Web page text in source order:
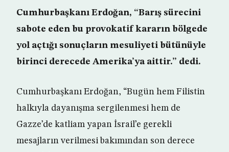
Cumhurbaşkanı Erdoğan, “Barış sürecini
sabote eden bu provokatif kararın bölgede
yol açtığı sonuçların mesuliyeti bütünüyle
birinci derecede Amerika’ya aittir.” dedi.
Cumhurbaşkanı Erdoğan, “Bugün hem Filistin
halkıyla dayanışma sergilenmesi hem de
Gazze’de katliam yapan İsrail’e gerekli
mesajların verilmesi bakımından son derece